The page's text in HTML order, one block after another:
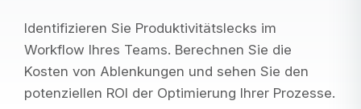
Identifizieren Sie Produktivitätslecks im
Workflow Ihres Teams. Berechnen Sie die
Kosten von Ablenkungen und sehen Sie den
potenziellen ROI der Optimierung Ihrer Prozesse.